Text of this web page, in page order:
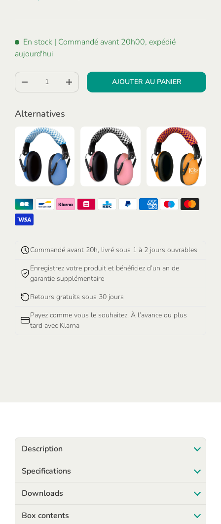
En stock | Commandé avant 20h00, expédié
aujourd'hui
Qté
-
+ AJOUTER AU PANIER
Alternatives
Commandé avant 20h, livré sous 1 à 2 jours ouvrables
Enregistrez votre produit et bénéficiez d’un an de
garantie supplémentaire
Retours gratuits sous 30 jours
Payez comme vous le souhaitez. À l’avance ou plus
tard avec Klarna
Description
Specifications
Downloads
Box contents